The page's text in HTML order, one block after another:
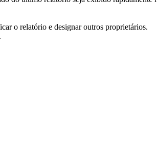
o relatório e designar outros proprietários.